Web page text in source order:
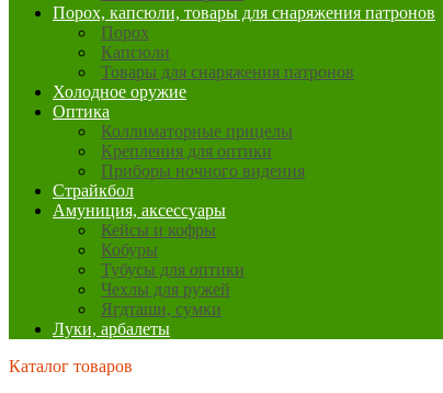
Порох, капсюли, товары для снаряжения патронов
Порох
Капсюли
Товары для снаряжения патронов
Холодное оружие
Оптика
Коллиматорные прицелы
Крепления для оптики
Приборы ночного видения
Страйкбол
Амуниция, аксессуары
Кейсы и кофры
Кобуры
Тубусы для оптики
Чехлы для ружей
Ягдташи, сумки
Луки, арбалеты
Каталог товаров